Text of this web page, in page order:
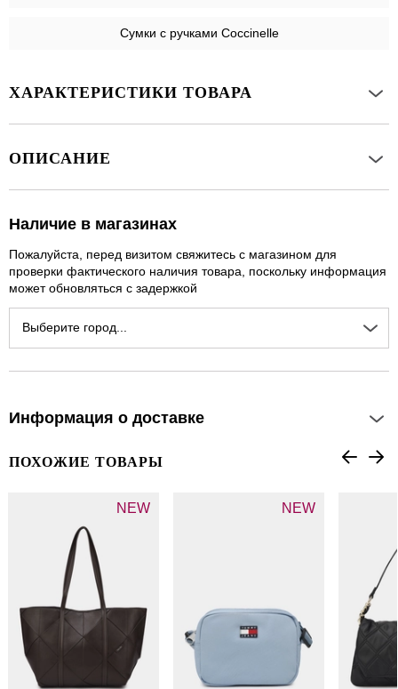
Сумки с ручками Coccinelle
ХАРАКТЕРИСТИКИ ТОВАРА
ОПИСАНИЕ
Наличие в магазинах
Пожалуйста, перед визитом свяжитесь с магазином для
проверки фактического наличия товара, поскольку информация
может обновляться с задержкой
Выберите город...
Информация о доставке
ПОХОЖИЕ ТОВАРЫ
NEW NEW